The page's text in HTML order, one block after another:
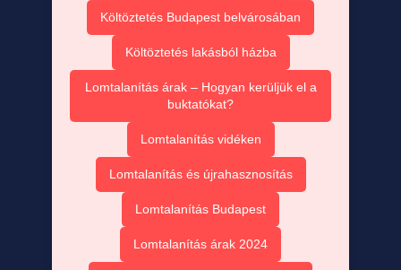
Költöztetés Budapest belvárosában
Költöztetés lakásból házba
Lomtalanítás árak – Hogyan kerüljük el a
buktatókat?
Lomtalanítás vidéken
Lomtalanítás és újrahasznosítás
Lomtalanítás Budapest
Lomtalanítás árak 2024